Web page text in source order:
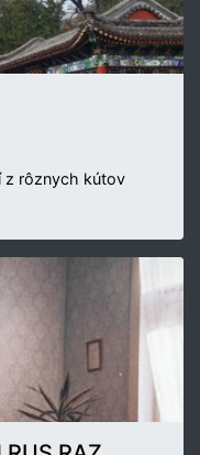
rôznych kútov